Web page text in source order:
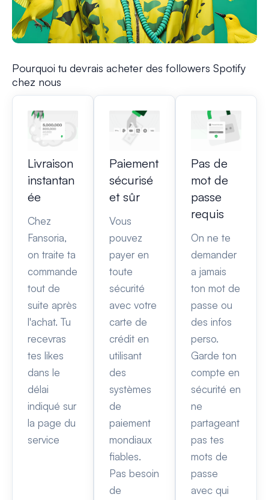
Pourquoi tu devrais acheter des followers Spotify
chez nous
Livraison
instantan
ée
Chez
Fansoria,
on traite ta
commande
tout de
suite après
l'achat. Tu
recevras
tes likes
dans le
délai
indiqué sur
la page du
service
Paiement
sécurisé
et sûr
Vous
pouvez
payer en
toute
sécurité
avec votre
carte de
crédit en
utilisant
des
systèmes
de
paiement
mondiaux
fiables.
Pas besoin
de
Pas de
mot de
passe
requis
On ne te
demander
a jamais
ton mot de
passe ou
des infos
perso.
Garde ton
compte en
sécurité en
ne
partageant
pas tes
mots de
passe
avec qui